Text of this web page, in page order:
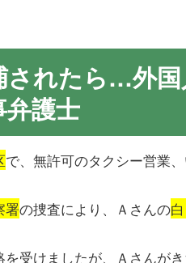
されたら…外国
護士
で、無許可のタクシー営業
署の捜査により、Ａさんの
を受けましたが、Ａさんが